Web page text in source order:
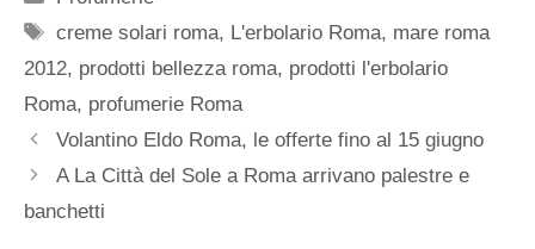
Tag
creme solari roma, L'erbolario Roma, mare roma
2012, prodotti bellezza roma, prodotti l'erbolario
Roma, profumerie Roma
Volantino Eldo Roma, le offerte fino al 15 giugno
A La Città del Sole a Roma arrivano palestre e
banchetti